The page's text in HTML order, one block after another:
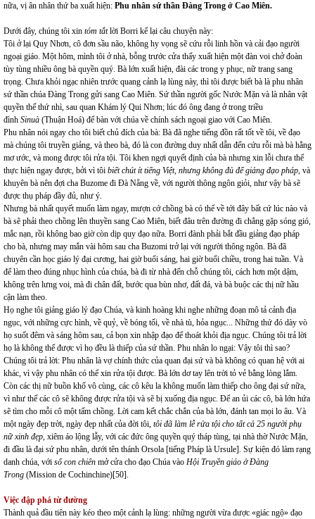
nữa, vị ân nhân thứ ba xuất hiện: Phu nhân sứ thần Đàng Trong ở Cao Miên.
Dưới đây, chúng tôi xin tóm tắtlời Borri kể lại câu chuyện này:
Tôi ở lại Quy Nhơn, cô đơn sầu não, không hy vọng sẽ cứu rỗi linh hồn và cải đạo người
ngoại giáo. Một hôm, mình tôi ở nhà, bỗng trước cửa thấy xuất hiện một đàn voi chở đoàn
tùy tùng nhiều ông bà quyền quý. Bà lớn xuất hiện, đài các trong y phục, nữ trang sang
trọng. Chưa khỏi ngạc nhiên trước quang cảnh lạ lùng này, thì tôi được biết bà là phu nhân
sứ thần chúa Đàng Trong gửi sang Cao Miên. Sứ thần người gốc Nước Mặn và là nhân vật
quyền thế thứ nhì, sau quan Khám lý Qui Nhơn; lúc đó ông đang ở trong triều
đình Sinuà (Thuận Hoá) để bàn với chúa về chính sách ngoại giao với Cao Miên.
Phu nhân nói ngay cho tôi biết chủ đích của bà: Bà đã nghe tiếng đồn rất tốt về tôi, về đạo
mà chúng tôi truyền giảng, và theo bà, đó là con đường duy nhất dẫn đến cứu rỗi mà bà hằng
mơ ước, và mong được tôi rửa tội. Tôi khen ngợi quyết định của bà nhưng xin lỗi chưa thể
thực hiện ngay được, bởi vì tôi biết chút ít tiếng Việt, nhưng không đủ để giảng đạo pháp, và
khuyên bà nên đợi cha Buzome đi Đà Nẵng về, với người thông ngôn giỏi, như vậy bà sẽ
được thụ pháp đầy đủ, như ý.
Nhưng bà nhất quyết muốn làm ngay, mượn cớ chồng bà có thể về tới đây bất cứ lúc nào và
bà sẽ phải theo chồng lên thuyền sang Cao Miên, biết đâu trên đường đi chẳng gặp sóng gió,
mắc nạn, rồi không bao giờ còn dịp quy đạo nữa. Borri đành phải bắt đầu giảng đạo pháp
cho bà, nhưng may mắn vài hôm sau cha Buzomi trở lại với người thông ngôn. Bà đã
chuyên cần học giáo lý đại cương, hai giờ buổi sáng, hai giờ buổi chiều, trong hai tuần. Và
để làm theo đúng nhục hình của chúa, bà đi từ nhà đến chỗ chúng tôi, cách hơn một dậm,
không trên lưng voi, mà đi chân đất, bước qua bùn nhơ, đất đá, và bà buộc các thị nữ hầu
cận làm theo.
Họ nghe tôi giảng giáo lý đạo Chúa, và kinh hoàng khi nghe những đoạn mô tả cảnh địa
ngục, với những cực hình, về quỷ, về bóng tối, về nhà tù, hỏa ngục... Những thứ đó dày vò
họ suốt đêm và sáng hôm sau, cả bọn xin nhập đạo để thoát khỏi địa ngục. Chúng tôi trả lời
họ là không thể được vì họ đều là thiếp của sứ thần. Phu nhân lo ngại: Vậy tôi thì sao?
Chúng tôi trả lời: Phu nhân là vợ chính thức của quan đại sứ và bà không có quan hệ với ai
khác, vì vậy phu nhân có thể xin rửa tội được. Bà lớn dơ tay lên trời tỏ vẻ bằng lòng lắm.
Còn các thị nữ buồn khổ vô cùng, các cô kêu la không muốn làm thiếp cho ông đại sứ nữa,
vì như thế các cô sẽ không được rửa tội và sẽ bị xuống địa ngục. Để an ủi các cô, bà lớn hứa
sẽ tìm cho mỗi cô một tấm chồng. Lời cam kết chắc chắn của bà lớn, đánh tan mọi lo âu. Và
một ngày đẹp trời, ngày đẹp nhất của đời tôi, tôi đã làm lễ rửa tội cho tất cả 25 người phụ
nữ xinh đẹp, xiêm áo lộng lẫy, với các đức ông quyền quý tháp tùng, tại nhà thờ Nước Mặn,
đi đầu là đại sứ phu nhân, dưới tên thánh Orsola [tiếng Pháp là Ursule]. Sự kiện đó làm rạng
danh chúa, với số con chiên mở cửa cho đạo Chúa vào Hội Truyền giáo ở Đàng
Trong (Mission de Cochinchine)[50].
Việc đập phá từ đường
Thành quả đầu tiên này kéo theo một cảnh lạ lùng: những người vừa được «giác ngộ» đạo